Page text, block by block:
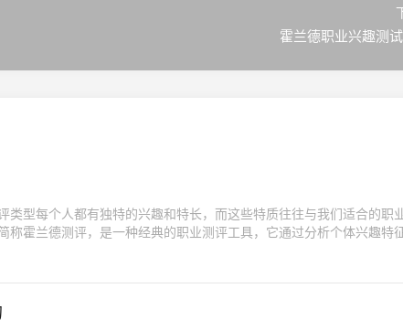
霍兰德职业兴趣测
类型每个人都有独特的兴趣和特长，而这些特质往往与我们适合的职
称霍兰德测评，是一种经典的职业测评工具，它通过分析个体兴趣特